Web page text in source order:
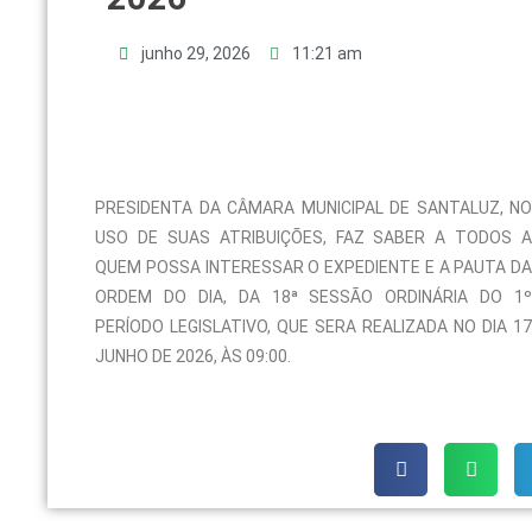
junho 29, 2026 11:21 am
PRESIDENTA DA CÂMARA MUNICIPAL DE SANTALUZ, NO
USO DE SUAS ATRIBUIÇÕES, FAZ SABER A TODOS A
QUEM POSSA INTERESSAR O EXPEDIENTE E A PAUTA DA
ORDEM DO DIA, DA 18ª SESSÃO ORDINÁRIA DO 1º
PERÍODO LEGISLATIVO, QUE SERA REALIZADA NO DIA 17
JUNHO DE 2026, ÀS 09:00.